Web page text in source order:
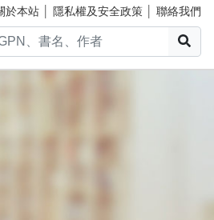
於本站 隱私權及安全政策 聯絡我們